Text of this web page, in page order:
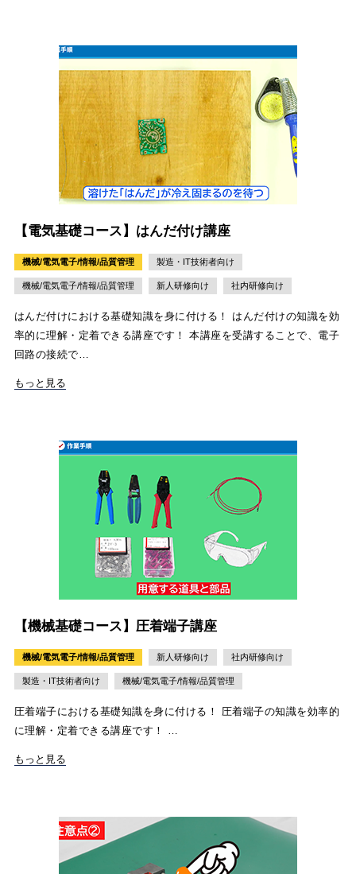
【電気基礎コース】はんだ付け講座
機械/電気電子/情報/品質管理 製造・IT技術者向け
機械/電気電子/情報/品質管理 新人研修向け 社内研修向け
はんだ付けにおける基礎知識を身に付ける！ はんだ付けの知識を効
率的に理解・定着できる講座です！ 本講座を受講することで、電子
回路の接続で…
もっと見る
【機械基礎コース】圧着端子講座
機械/電気電子/情報/品質管理 新人研修向け 社内研修向け
製造・IT技術者向け 機械/電気電子/情報/品質管理
圧着端子における基礎知識を身に付ける！ 圧着端子の知識を効率的
に理解・定着できる講座です！ …
もっと見る